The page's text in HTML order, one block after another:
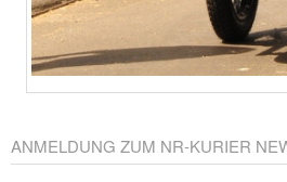
ANMELDUNG ZUM NR-KURIER